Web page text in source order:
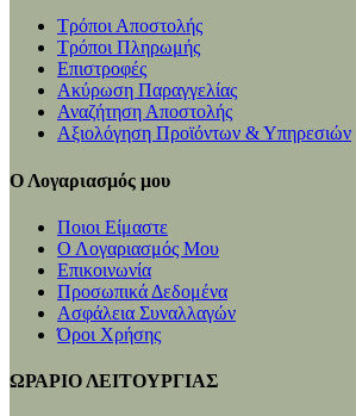
Τρόποι Αποστολής
Τρόποι Πληρωμής
Επιστροφές
Ακύρωση Παραγγελίας
Αναζήτηση Αποστολής
Αξιολόγηση Προϊόντων & Υπηρεσιών
Ο Λογαριασμός μου
Ποιοι Είμαστε
Ο Λογαριασμός Μου
Επικοινωνία
Προσωπικά Δεδομένα
Ασφάλεια Συναλλαγών
Όροι Χρήσης
ΩΡΑΡΙΟ ΛΕΙΤΟΥΡΓΙΑΣ